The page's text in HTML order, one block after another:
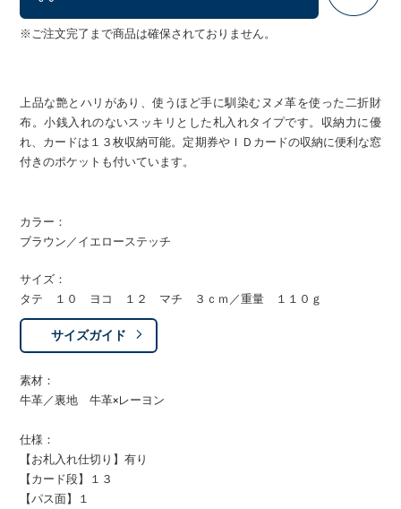
※ご注文完了まで商品は確保されておりません。
上品な艶とハリがあり、使うほど手に馴染むヌメ革を使った二折財
布。小銭入れのないスッキリとした札入れタイプです。収納力に優
れ、カードは１３枚収納可能。定期券やＩＤカードの収納に便利な窓
付きのポケットも付いています。
カラー：
ブラウン／イエローステッチ
サイズ：
タテ １０ ヨコ １２ マチ ３ｃｍ／重量 １１０ｇ
サイズガイド
素材：
牛革／裏地 牛革×レーヨン
仕様：
【お札入れ仕切り】有り
【カード段】１３
【パス面】１